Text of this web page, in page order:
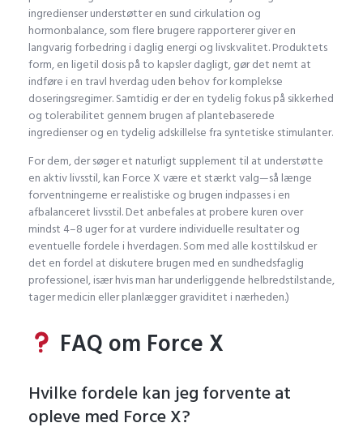
ingredienser understøtter en sund cirkulation og
hormonbalance, som flere brugere rapporterer giver en
langvarig forbedring i daglig energi og livskvalitet. Produktets
form, en ligetil dosis på to kapsler dagligt, gør det nemt at
indføre i en travl hverdag uden behov for komplekse
doseringsregimer. Samtidig er der en tydelig fokus på sikkerhed
og tolerabilitet gennem brugen af plantebaserede
ingredienser og en tydelig adskillelse fra syntetiske stimulanter.
For dem, der søger et naturligt supplement til at understøtte
en aktiv livsstil, kan Force X være et stærkt valg—så længe
forventningerne er realistiske og brugen indpasses i en
afbalanceret livsstil. Det anbefales at probere kuren over
mindst 4–8 uger for at vurdere individuelle resultater og
eventuelle fordele i hverdagen. Som med alle kosttilskud er
det en fordel at diskutere brugen med en sundhedsfaglig
professionel, især hvis man har underliggende helbredstilstande,
tager medicin eller planlægger graviditet i nærheden.)
FAQ om Force X
Hvilke fordele kan jeg forvente at
opleve med Force X?